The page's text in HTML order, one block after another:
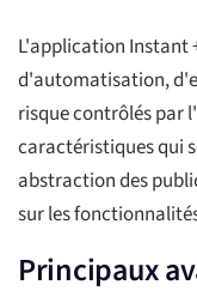
L'application Instant
d'automatisation,
risque contrôlés par
caractéristiques qui
abstraction des
sur les
Principaux